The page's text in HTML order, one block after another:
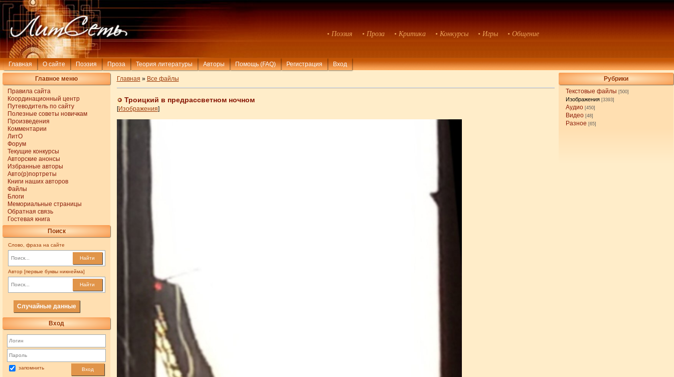
• Поэзия • Проза • Критика • Конкурсы • Игры • Общение
Главная О сайте Поэзия Проза Теория литературы Авторы Помощь (FAQ) Регистрация Вход
Главное меню
Правила сайта
Координационный центр
Путеводитель по сайту
Полезные советы новичкам
Произведения
Комментарии
ЛитО
Форум
Текущие конкурсы
Авторские анонсы
Избранные авторы
Авто(р)портреты
Книги наших авторов
Файлы
Блоги
Мемориальные страницы
Обратная связь
Гостевая книга
Поиск
Слово, фраза на сайте
Найти
Автор [первые буквы никнейма]
Найти
Случайные данные
Вход
запомнить Вход
Рубрики
Текстовые файлы [500]
Изображения [3393]
Аудио [450]
Видео [48]
Разное [65]
Главная » Все файлы
Троицкий в предрассветном ночном
[Изображения]